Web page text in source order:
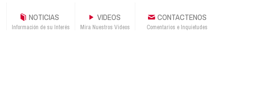
NOTICIAS
Información de su Interés
VIDEOS
Mira Nuestros Videos
CONTACTENOS
Comentarios e Inquietudes